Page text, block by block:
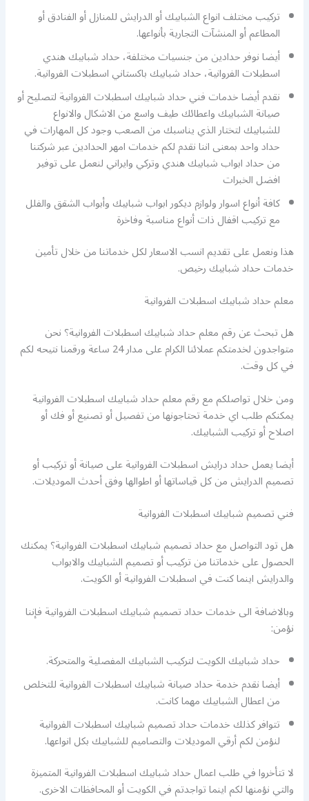
تركيب مختلف انواع الشبابيك أو الدرايش للمنازل أو الفنادق أو
المطاعم أو المنشآت التجارية بأنواعها.
أيضا نوفر حدادين من جنسيات مختلفة، حداد شبابيك هندي
اسطبلات الفروانية، حداد شبابيك باكستاني اسطبلات الفروانية.
نقدم أيضا خدمات فني حداد شبابيك اسطبلات الفروانية لتصليح أو
صيانة الشبابيك واعطائك طيف واسع من الاشكال والانواع
للشبابيك لتختار الذي يناسبك من الصعب وجود كل المهارات في
حداد واحد بمعنى اننا نقدم لكم خدمات امهر الحدادين عبر شركتنا
من حداد ابواب شبابيك هندي وتركي وايراني لنعمل على توفير
افضل الخبرات
كافة أنواع اسوار ولوازم ديكور ابواب شبابيك وأبواب الشقق والفلل
مع تركيب اقفال ذات أنواع مناسبة وفاخرة
هذا ونعمل على تقديم انسب الاسعار لكل خدماتنا من خلال تأمين
خدمات حداد شبابيك رخيص.
معلم حداد شبابيك اسطبلات الفروانية
هل تبحث عن رقم معلم حداد شبابيك اسطبلات الفروانية؟ نحن
متواجدون لخدمتكم عملائنا الكرام على مدار 24 ساعة ورقمنا نتيحه لكم
في كل وقت.
ومن خلال تواصلكم مع رقم معلم حداد شبابيك اسطبلات الفروانية
يمكنكم طلب اي خدمة تحتاجونها من تفصيل أو تصنيع أو فك أو
اصلاح أو تركيب الشبابيك.
أيضا يعمل حداد درايش اسطبلات الفروانية على صيانة أو تركيب أو
تصميم الدرايش من كل قياساتها أو اطوالها وفق أحدث الموديلات.
فني تصميم شبابيك اسطبلات الفروانية
هل تود التواصل مع حداد تصميم شبابيك اسطبلات الفروانية؟ يمكنك
الحصول على خدماتنا من تركيب أو تصميم الشبابيك والابواب
والدرايش اينما كنت في اسطبلات الفروانية أو الكويت.
وبالاضافة الى خدمات حداد تصميم شبابيك اسطبلات الفروانية فإننا
نؤمن:
حداد شبابيك الكويت لتركيب الشبابيك المفصلية والمتحركة.
أيضا نقدم خدمة حداد صيانة شبابيك اسطبلات الفروانية للتخلص
من اعطال الشبابيك مهما كانت.
تتوافر كذلك خدمات حداد تصميم شبابيك اسطبلات الفروانية
لنؤمن لكم أرقي الموديلات والتصاميم للشبابيك بكل انواعها.
لا تتأخروا في طلب اعمال حداد شبابيك اسطبلات الفروانية المتميزة
والتي نؤمنها لكم اينما تواجدتم في الكويت أو المحافظات الاخرى.